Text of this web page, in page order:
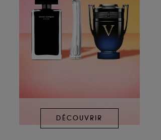
DÉCOUVRIR